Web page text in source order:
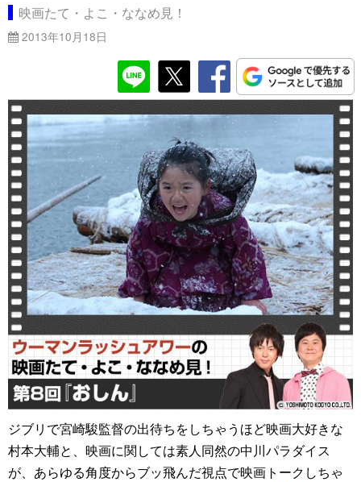
映画たて・よこ・ななめ見！
2013年10月18日
ジブリで宮崎駿監督の出待ちをしちゃうほど映画大好きな
村本大輔と、映画に関しては素人同然の中川パラダイス
が、あらゆる角度からブッ飛んだ視点で映画トークしちゃ